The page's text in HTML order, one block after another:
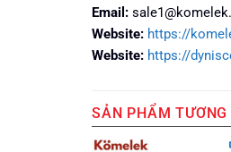
Email:
Website: https://
Website: https://
SẢN PHẨM